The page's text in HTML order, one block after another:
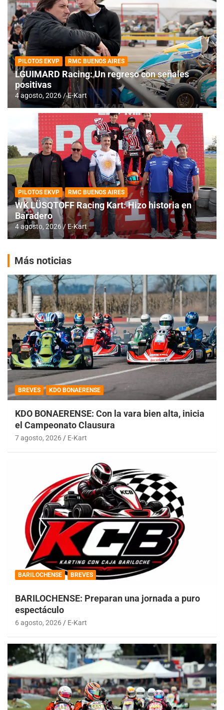
PILOTOS EKVP RMC BUENOS AIRES
LGUIMARD Racing: Un regreso con señales
positivas
4 agosto, 2026 E-Kart
PILOTOS EKVP RMC BUENOS AIRES
WK LÜSQTOFF Racing Kart: Hizo historia en
Baradero
4 agosto, 2026 E-Kart
Más noticias
BREVES KDO BONAERENSE
KDO BONAERENSE: Con la vara bien alta, inicia
el Campeonato Clausura
7 agosto, 2026 E-Kart
BARILOCHENSE BREVES
BARILOCHENSE: Preparan una jornada a puro
espectáculo
6 agosto, 2026 E-Kart